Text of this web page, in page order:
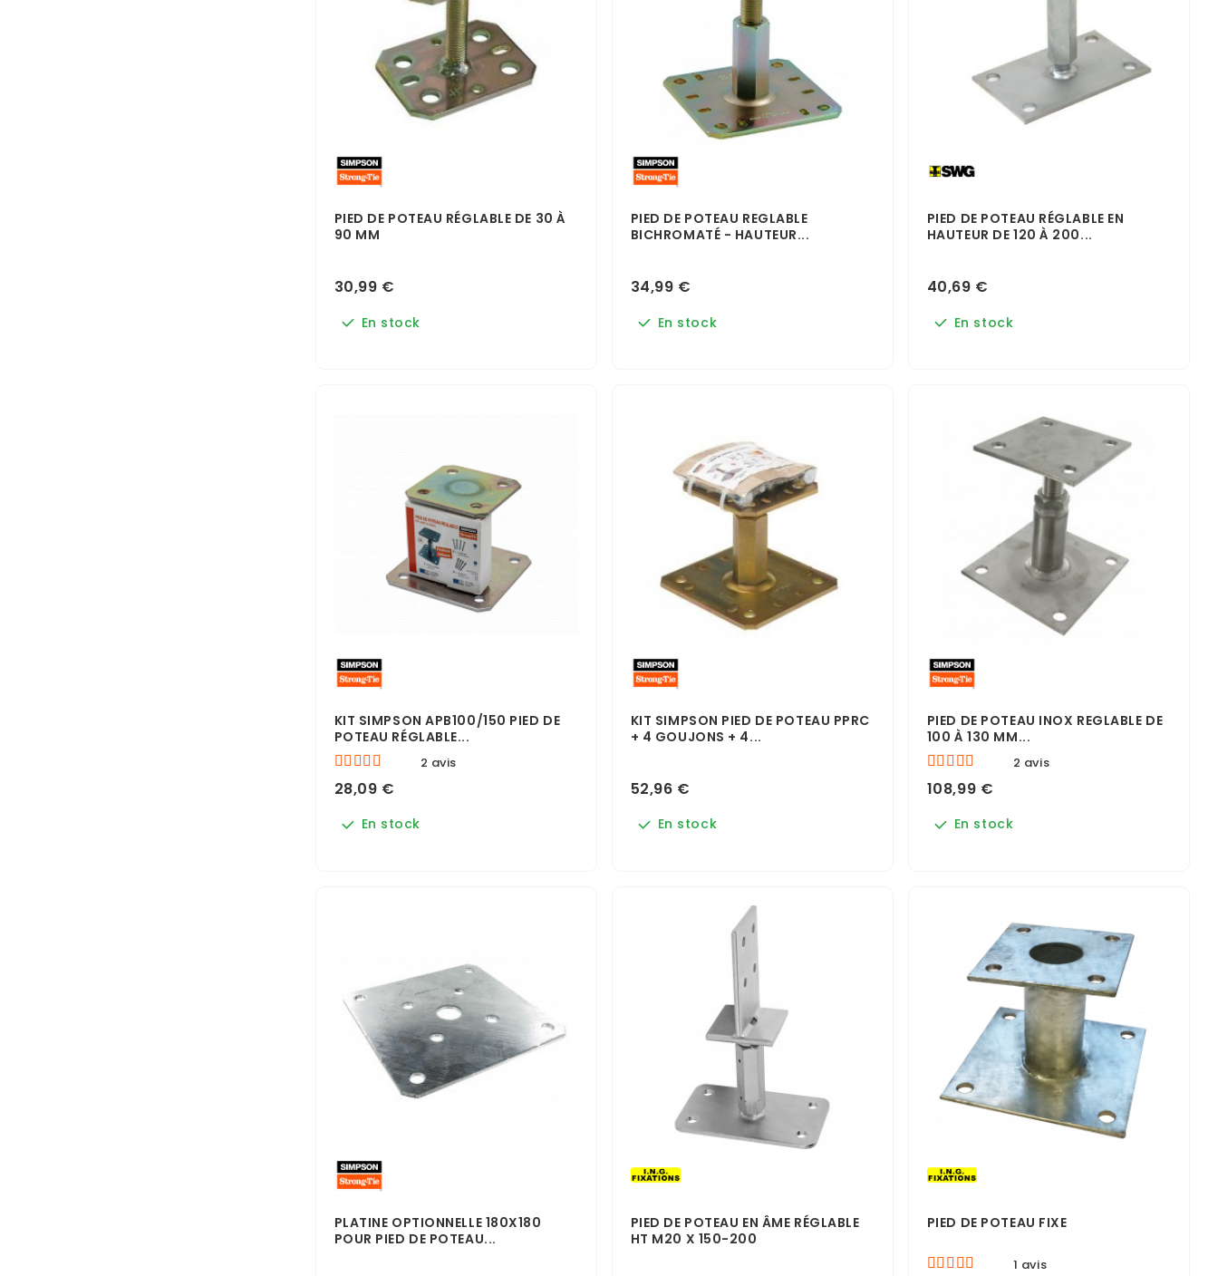
PIED DE POTEAU RÉGLABLE DE 30 À
90 MM
30,99 €
En stock
PIED DE POTEAU REGLABLE
BICHROMATÉ - HAUTEUR...
34,99 €
En stock
PIED DE POTEAU RÉGLABLE EN
HAUTEUR DE 120 À 200...
40,69 €
En stock
KIT SIMPSON APB100/150 PIED DE
POTEAU RÉGLABLE...
2 avis
28,09 €
En stock
KIT SIMPSON PIED DE POTEAU PPRC
+ 4 GOUJONS + 4...
52,96 €
En stock
PIED DE POTEAU INOX REGLABLE DE
100 À 130 MM...
2 avis
108,99 €
En stock
PLATINE OPTIONNELLE 180X180
POUR PIED DE POTEAU...
PIED DE POTEAU EN ÂME RÉGLABLE
HT M20 X 150-200
PIED DE POTEAU FIXE
1 avis